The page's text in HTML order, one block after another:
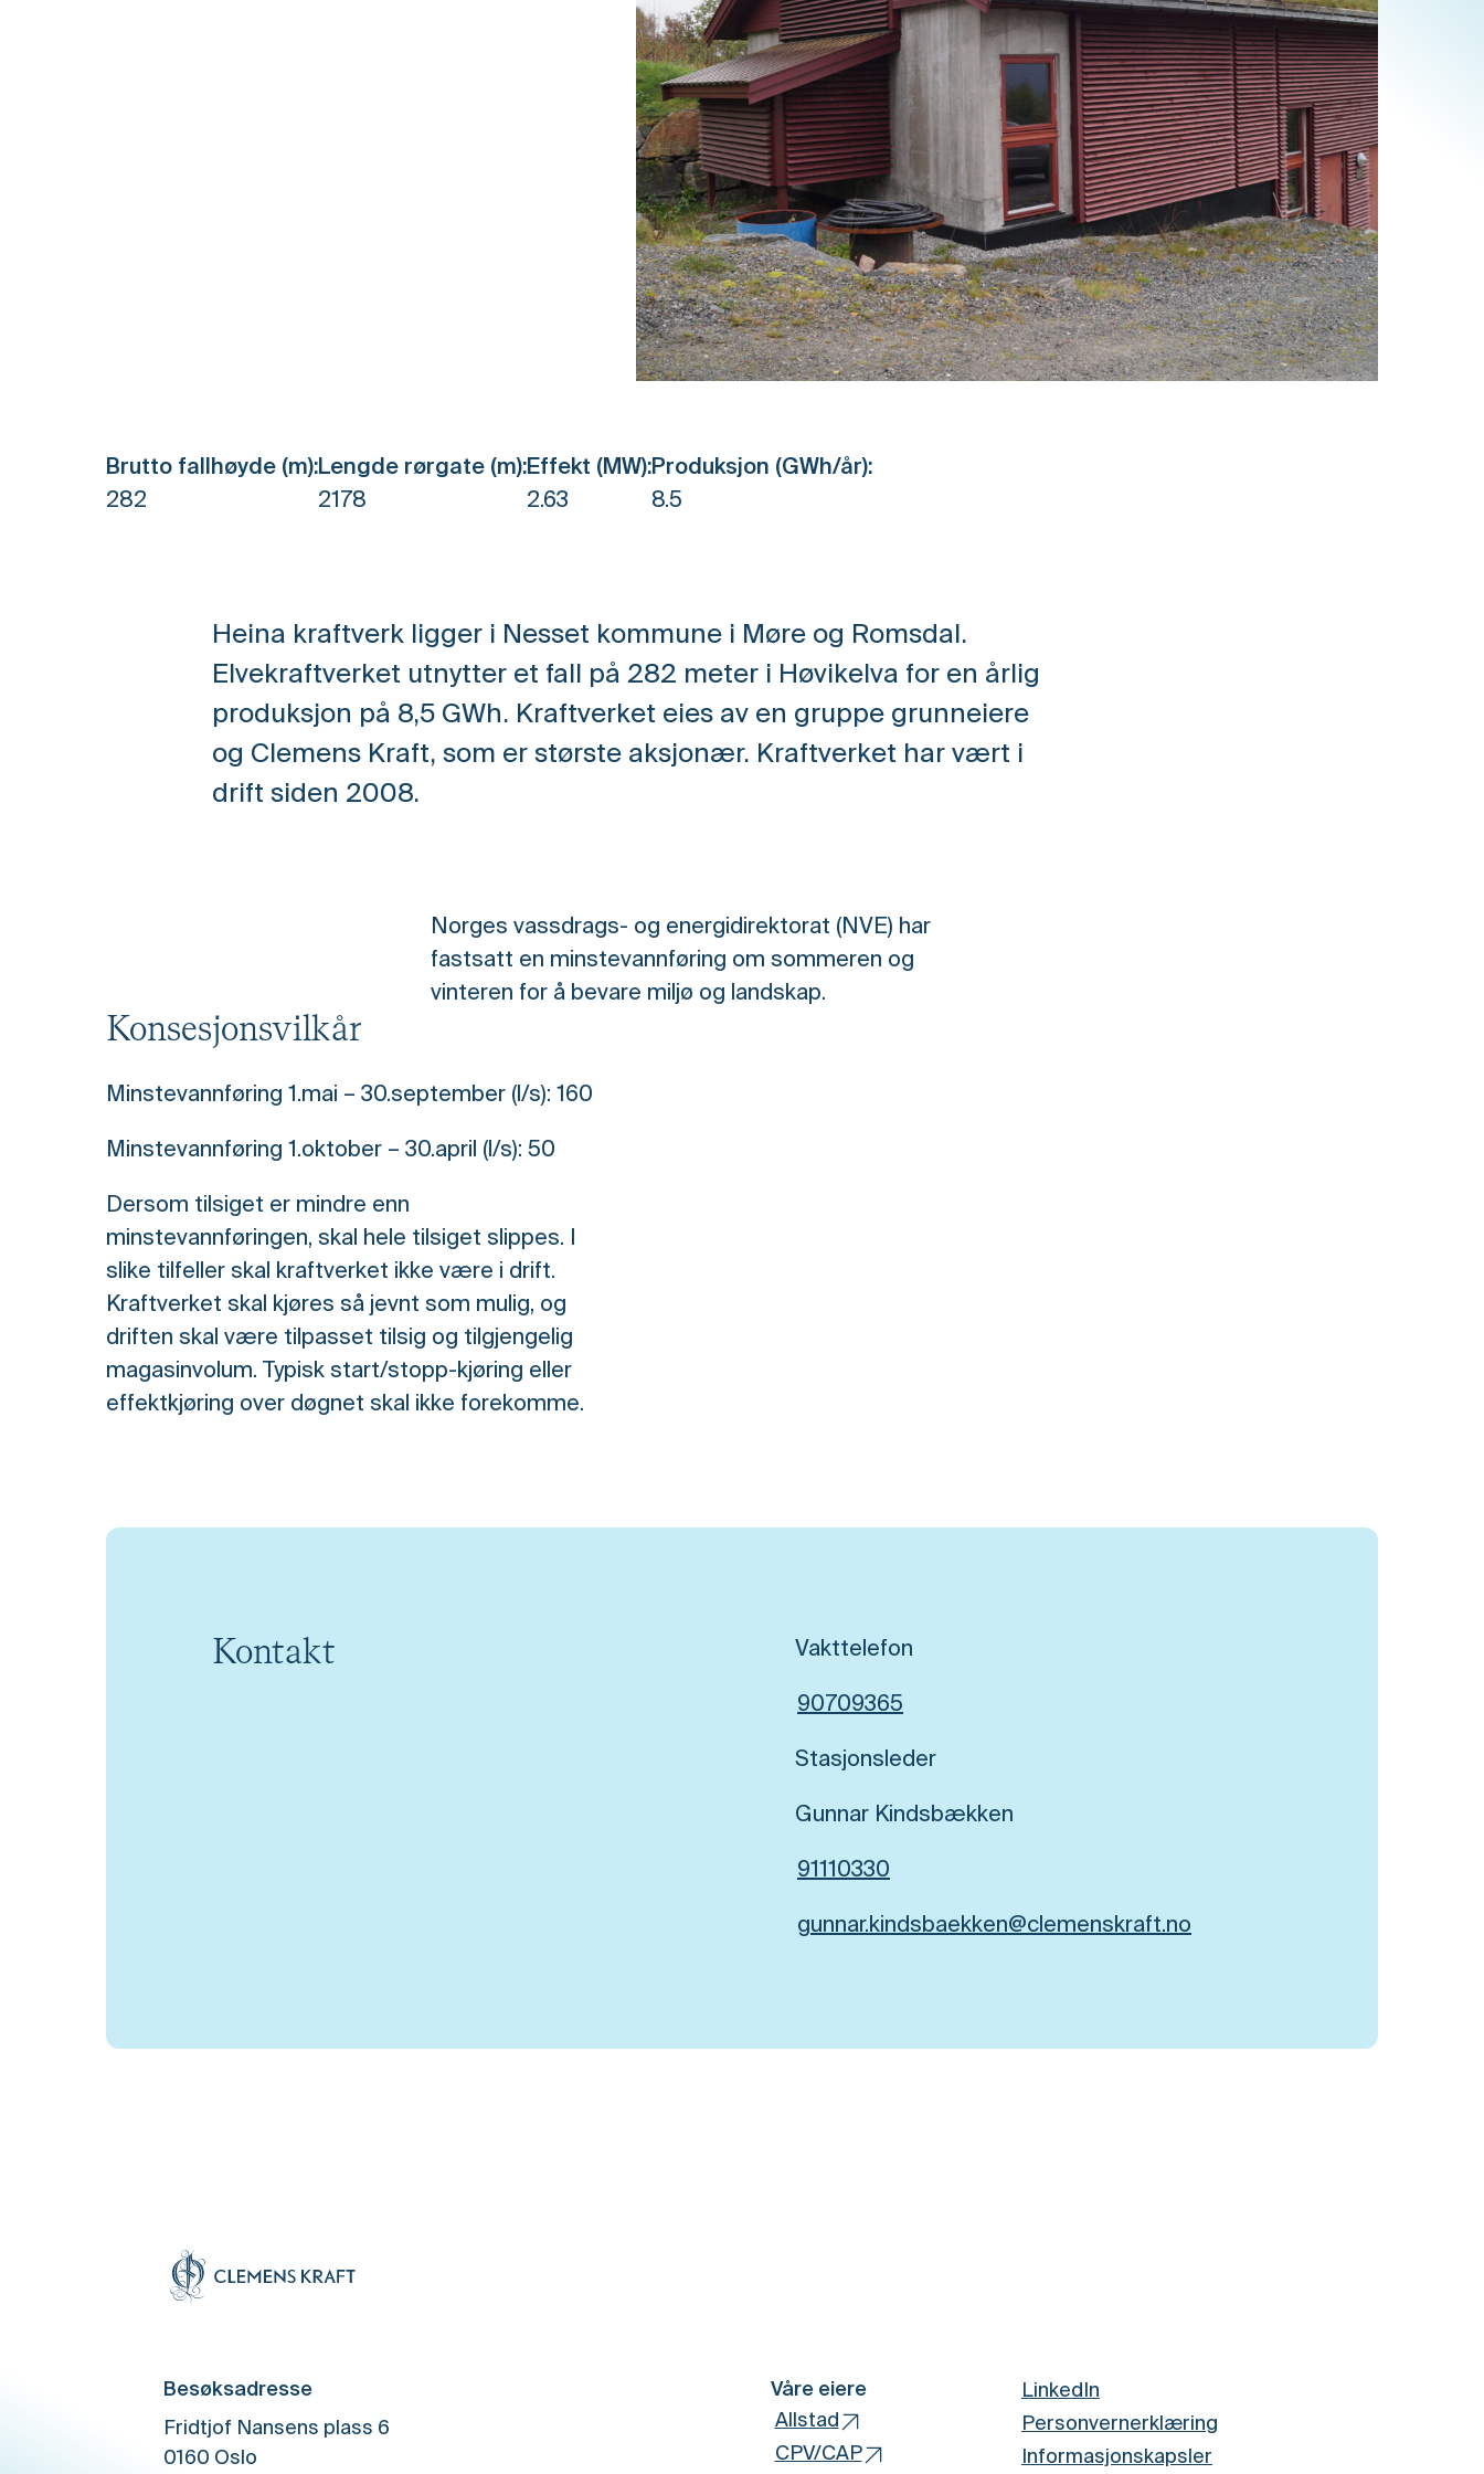
Brutto fallhøyde (m):
282
Lengde rørgate (m):
2178
Effekt (MW):
2.63
Produksjon (GWh/år):
8.5
Heina kraftverk ligger i Nesset kommune i Møre og Romsdal.
Elvekraftverket utnytter et fall på 282 meter i Høvikelva for en årlig
produksjon på 8,5 GWh. Kraftverket eies av en gruppe grunneiere
og Clemens Kraft, som er største aksjonær. Kraftverket har vært i
drift siden 2008.
Norges vassdrags- og energidirektorat (NVE) har
fastsatt en minstevannføring om sommeren og
vinteren for å bevare miljø og landskap.
Konsesjonsvilkår
Minstevannføring 1.mai – 30.september (l/s): 160
Minstevannføring 1.oktober – 30.april (l/s): 50
Dersom tilsiget er mindre enn
minstevannføringen, skal hele tilsiget slippes. I
slike tilfeller skal kraftverket ikke være i drift.
Kraftverket skal kjøres så jevnt som mulig, og
driften skal være tilpasset tilsig og tilgjengelig
magasinvolum. Typisk start/stopp-kjøring eller
effektkjøring over døgnet skal ikke forekomme.
Kontakt Vakttelefon
90709365
Stasjonsleder
Gunnar Kindsbækken
91110330
gunnar.kindsbaekken@clemenskraft.no
Besøksadresse
Fridtjof Nansens plass 6
0160 Oslo
Våre eiere
Allstad
CPV/CAP
LinkedIn
Personvernerklæring
Informasjonskapsler